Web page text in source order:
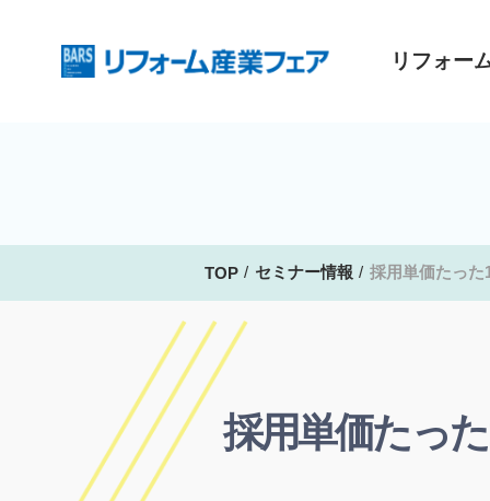
リフォー
TOP セミナー情報 採用単価たった
採用単価たっ